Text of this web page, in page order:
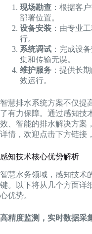
现场勘查 ：根据客
部署位置。
设备安装 ：由专业
行。
系统调试 ：完成设
集和传输无误。
维护服务 ：提供长
效运行。
智慧排水系统方案不仅提
了有力保障。通过感知技
效、智能的排水解决方案
详情，欢迎点击下方链接
感知技术核心优势解析
智慧水务领域，感知技术
键。以下将从几个方面详
心优势。
高精度监测，实时数据采